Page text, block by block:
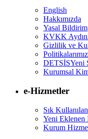
English
Hakkımızda
Yasal Bildirim
KVKK
Gizlilik ve
Politikalarımız
DETSİSYeni
Kurumsal
e-Hizmetler
Sık
Yeni Eklenen
Kurum